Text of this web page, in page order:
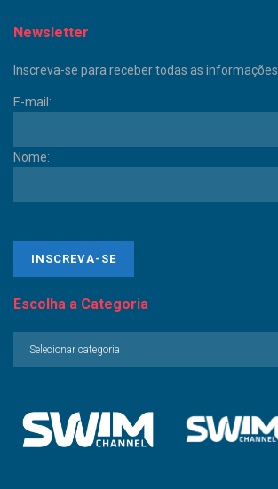
Newsletter
Inscreva-se para receber todas as informações
E-mail:
Nome:
Escolha a Categoria
Escolha